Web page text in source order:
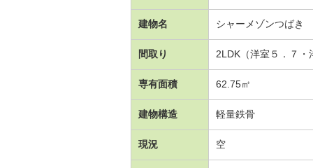
建物名 シャーメゾンつば
間取り 2LDK（洋室５．７
専有面積 62.75㎡
建物構造 軽量鉄骨
現況 空